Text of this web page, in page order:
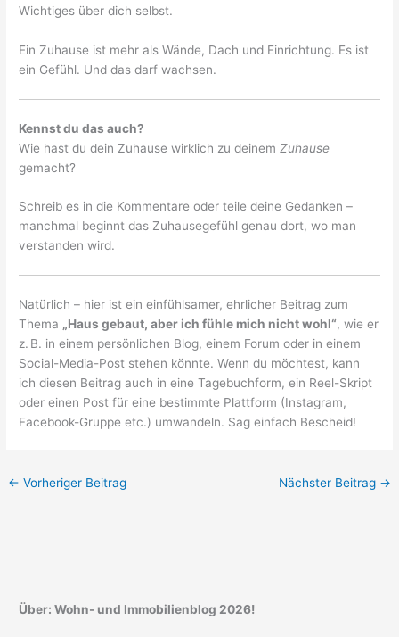
Wichtiges über dich selbst.
Ein Zuhause ist mehr als Wände, Dach und Einrichtung. Es ist
ein Gefühl. Und das darf wachsen.
Kennst du das auch?
Wie hast du dein Zuhause wirklich zu deinem Zuhause
gemacht?
Schreib es in die Kommentare oder teile deine Gedanken –
manchmal beginnt das Zuhausegefühl genau dort, wo man
verstanden wird.
Natürlich – hier ist ein einfühlsamer, ehrlicher Beitrag zum
Thema „Haus gebaut, aber ich fühle mich nicht wohl“, wie er
z. B. in einem persönlichen Blog, einem Forum oder in einem
Social-Media-Post stehen könnte. Wenn du möchtest, kann
ich diesen Beitrag auch in eine Tagebuchform, ein Reel-Skript
oder einen Post für eine bestimmte Plattform (Instagram,
Facebook-Gruppe etc.) umwandeln. Sag einfach Bescheid!
← Vorheriger Beitrag Nächster Beitrag →
Über: Wohn- und Immobilienblog 2026!